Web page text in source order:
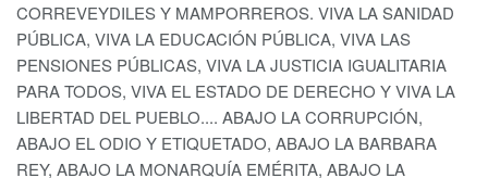
CORREVEYDILES Y MAMPORREROS. VIVA LA SANIDAD
PÚBLICA, VIVA LA EDUCACIÓN PÚBLICA, VIVA LAS
PENSIONES PÚBLICAS, VIVA LA JUSTICIA IGUALITARIA
PARA TODOS, VIVA EL ESTADO DE DERECHO Y VIVA LA
LIBERTAD DEL PUEBLO.... ABAJO LA CORRUPCIÓN,
ABAJO EL ODIO Y ETIQUETADO, ABAJO LA BARBARA
REY, ABAJO LA MONARQUÍA EMÉRITA, ABAJO LA